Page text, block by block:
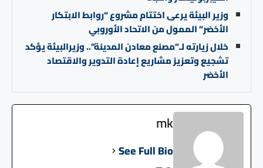
وزير البيئة يرعى اختتام مشروع “روابط الابتكار
الأخضر” الممول من الاتحاد الأوروبي
خلال زيارته لـ”مصنع معادن المدينة”.. وزيرالبيئة يؤكد
تشجيع وتعزيز مشاريع إعادة التدوير والاقتصاد
الأخضر
mk
See Full Bio